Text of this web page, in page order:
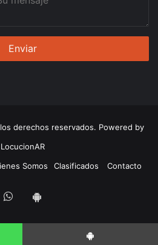
derechos reservados. Powered by
LocucionAR
Somos Clasificados Contacto
Whatsapp
Android